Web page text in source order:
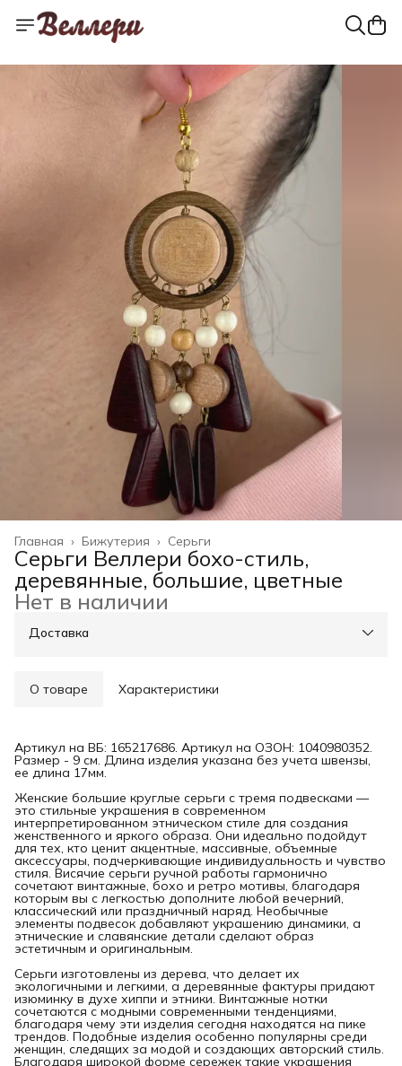
Серьги
Бижутерия ›
Главная ›
Серьги Веллери бохо-стиль,
деревянные, большие, цветные
Нет в наличии
Доставка
О товаре Характеристики
Артикул на ВБ: 165217686. Артикул на ОЗОН: 1040980352.
Размер - 9 см. Длина изделия указана без учета швензы,
ее длина 17мм.
Женские большие круглые серьги с тремя подвесками —
это стильные украшения в современном
интерпретированном этническом стиле для создания
женственного и яркого образа. Они идеально подойдут
для тех, кто ценит акцентные, массивные, объемные
аксессуары, подчеркивающие индивидуальность и чувство
стиля. Висячие серьги ручной работы гармонично
сочетают винтажные, бохо и ретро мотивы, благодаря
которым вы с легкостью дополните любой вечерний,
классический или праздничный наряд. Необычные
элементы подвесок добавляют украшению динамики, а
этнические и славянские детали сделают образ
эстетичным и оригинальным.
Серьги изготовлены из дерева, что делает их
экологичными и легкими, а деревянные фактуры придают
изюминку в духе хиппи и этники. Винтажные нотки
сочетаются с модными современными тенденциями,
благодаря чему эти изделия сегодня находятся на пике
трендов. Подобные изделия особенно популярны среди
женщин, следящих за модой и создающих авторский стиль.
Благодаря широкой форме сережек такие украшения